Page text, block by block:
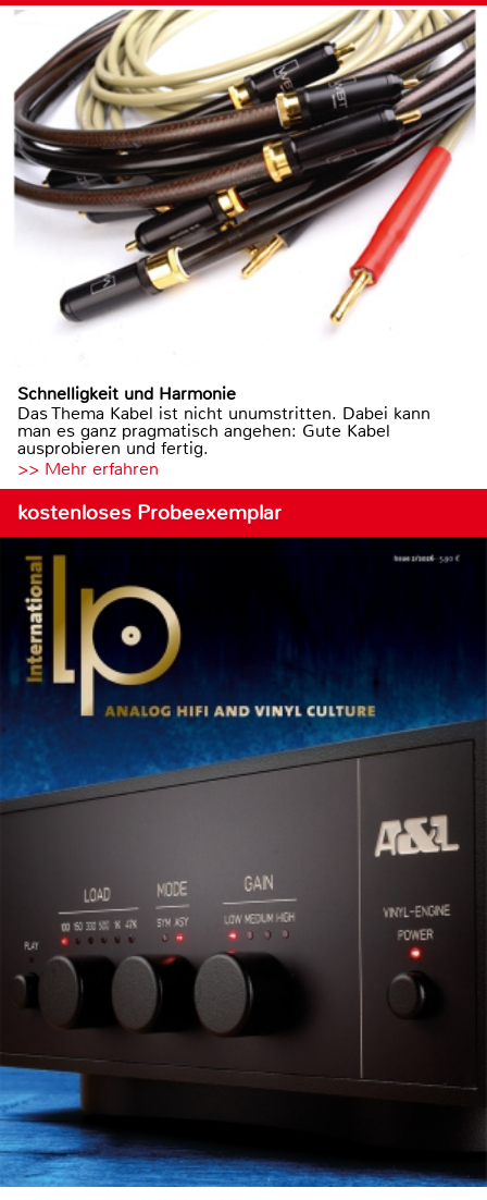
Schnelligkeit und Harmonie
Das Thema Kabel ist nicht unumstritten. Dabei kann
man es ganz pragmatisch angehen: Gute Kabel
ausprobieren und fertig.
>> Mehr erfahren
kostenloses Probeexemplar